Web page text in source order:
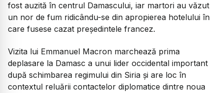
fost auzită în centrul Damascului, iar martori au văzut
un nor de fum ridicându-se din apropierea hotelului în
care fusese cazat președintele francez.
Vizita lui Emmanuel Macron marchează prima
deplasare la Damasc a unui lider occidental important
după schimbarea regimului din Siria și are loc în
contextul reluării contactelor diplomatice dintre noua